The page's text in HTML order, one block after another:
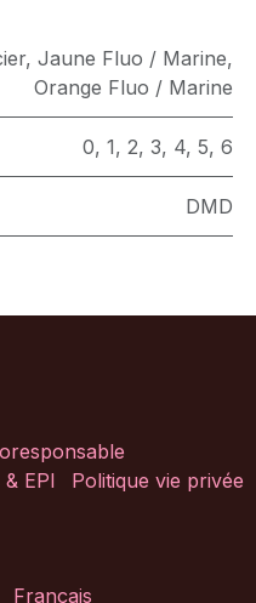
, Jaune Fluo / Marine,
Orange Fluo / Marine
0, 1, 2, 3, 4, 5, 6
DMD
EPI
Politique vie privée
Français